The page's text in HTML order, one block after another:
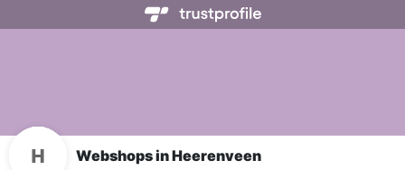
Webshops in Heerenveen